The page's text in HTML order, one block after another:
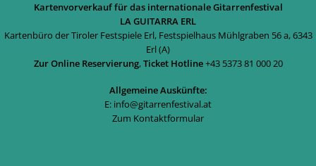
Kartenvorverkauf für das internationale Gitarrenfestival
LA GUITARRA ERL
Kartenbüro der Tiroler Festspiele Erl, Festspielhaus Mühlgraben 56 a, 6343
Erl (A)
Zur Online Reservierung,Ticket Hotline+43 5373 81 000 20
Allgemeine Auskünfte:
E: info@gitarrenfestival.at
Zum Kontaktformular